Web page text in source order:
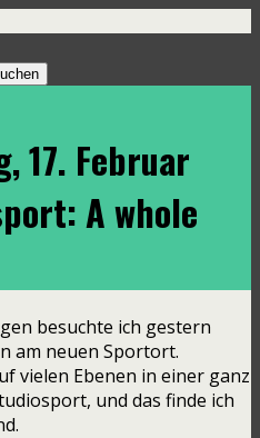
17. Februar
A whole
besuchte ich gestern
am neuen Sportort.
vielen Ebenen in einer ganz
und das finde ich